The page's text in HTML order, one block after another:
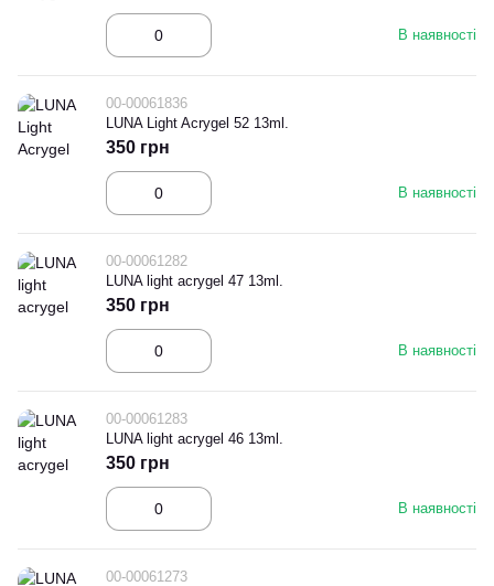
В наявності
00-00061836
LUNA Light Acrygel 52 13ml.
В наявності
350 грн
00-00061282
LUNA light acrygel 47 13ml.
В наявності
350 грн
00-00061283
LUNA light acrygel 46 13ml.
В наявності
350 грн
00-00061273